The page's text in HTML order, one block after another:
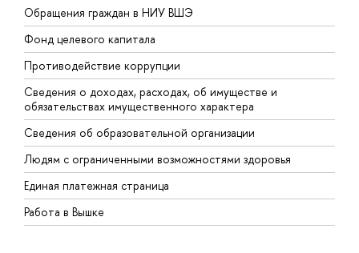
Обращения граждан в НИУ ВШЭ
Фонд целевого капитала
Противодействие коррупции
Сведения о доходах, расходах, об имуществе и
обязательствах имущественного характера
Сведения об образовательной организации
Людям с ограниченными возможностями здоровья
Единая платежная страница
Работа в Вышке